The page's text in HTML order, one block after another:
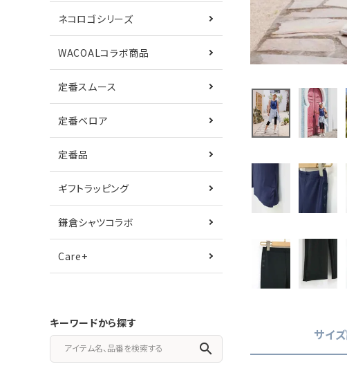
ネコロゴシリーズ
WACOALコラボ商品
定番スムース
定番ベロア
定番品
ギフトラッピング
鎌倉シャツコラボ
Care+
キーワードから探す
search
サイ